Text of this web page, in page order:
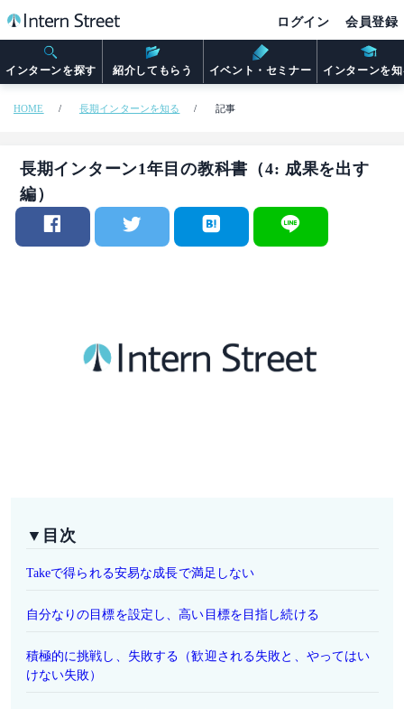
インターンを探す 紹介してもらう イベント・セミナー インターンを
ログイン 会員登録
HOME 長期インターンを知る 記事
長期インターン1年目の教科書（4: 成果を出す
編）
▼目次
Takeで得られる安易な成長で満足しない
自分なりの目標を設定し、高い目標を目指し続ける
積極的に挑戦し、失敗する（歓迎される失敗と、やってはい
けない失敗）